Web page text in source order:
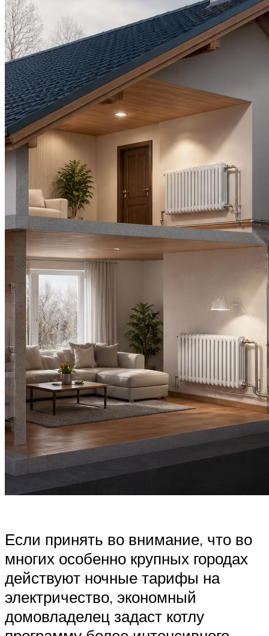
Если принять во внимание, что во
многих особенно крупных городах
действуют ночные тарифы на
электричество, экономный
домовладелец задаст котлу